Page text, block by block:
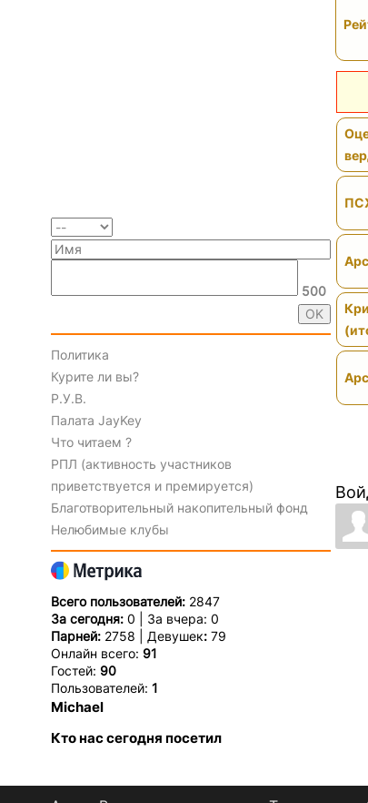
500
Политика
Курите ли вы?
Р.У.В.
Палата JayKey
Что читаем ?
РПЛ (активность участников
приветствуется и премируется)
Благотворительный накопительный фонд
Нелюбимые клубы
Всего пользователей: 2847
За сегодня: 0 | За вчера: 0
Парней: 2758 | Девушек:79
Онлайн всего: 91
Гостей: 90
Пользователей: 1
Michael
Кто нас сегодня посетил